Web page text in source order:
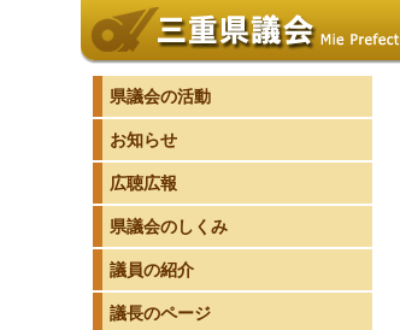
県議会の活動
お知らせ
広聴広報
県議会のしくみ
議員の紹介
議長のページ